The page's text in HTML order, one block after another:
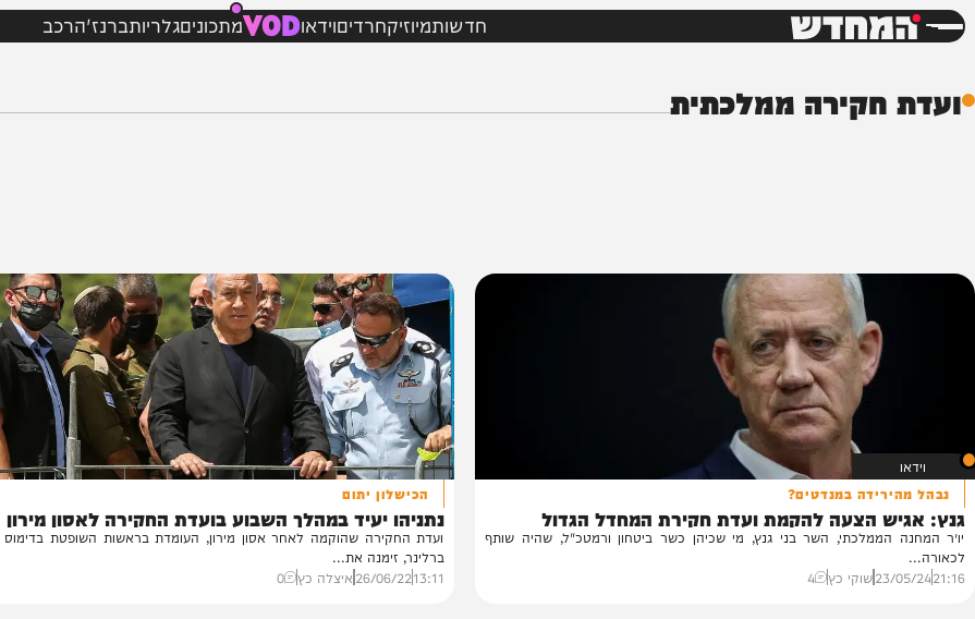
חדשותמיוזיקחרדיםוידאוVODמתכוניםגלריותברנז'הרכב
חקירה ממלכתית
במנדטים?
הצעה להקמת ועדת חקירת המחדל הגדול
הממלכתי, השר בני גנץ, מי שכיהן כשר ביטחון ורמטכ"ל, שהיה שותף
הכישלון יתום
נתניהו יעיד במהלך השבוע בועדת החקירה לאסון מירון
ועדת החקירה שהוקמה לאחר אסון מירון, העומדת בראשות השופטת בדימוס דבורה
ברלינר, זימנה את...